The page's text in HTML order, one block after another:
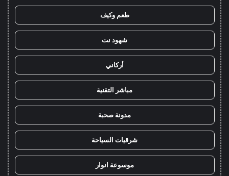
طعم وكيف
شهود نت
أركاني
مباشر التقنية
مدونة صحبة
شرقيات السياحة
موسوعة انوار